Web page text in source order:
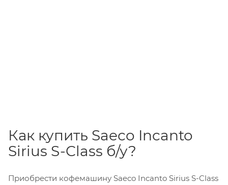
Как купить Saeco Incanto
Sirius S-Class б/у?
Приобрести кофемашину Saeco Incanto Sirius S-Class